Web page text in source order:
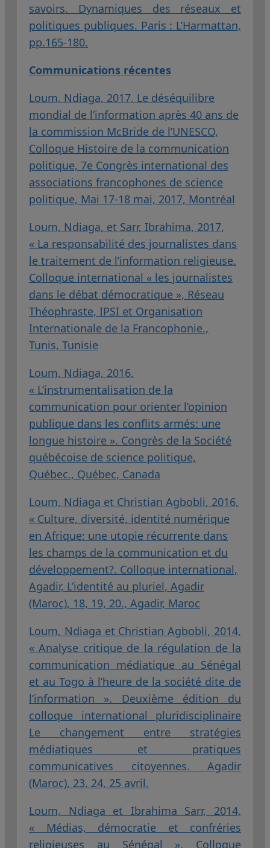
savoirs. Dynamiques des réseaux et
politiques publiques. Paris : L’Harmattan,
pp.165-180.
Communications récentes
Loum, Ndiaga, 2017, Le déséquilibre
mondial de l’information après 40 ans de
la commission McBride de l’UNESCO,
Colloque Histoire de la communication
politique, 7e Congrès international des
associations francophones de science
politique, Mai 17-18 mai, 2017, Montréal
Loum, Ndiaga, et Sarr, Ibrahima, 2017,
« La responsabilité des journalistes dans
le traitement de l’information religieuse.
Colloque international « les journalistes
dans le débat démocratique », Réseau
Théophraste, IPSI et Organisation
Internationale de la Francophonie.,
Tunis, Tunisie
Loum, Ndiaga, 2016,
« L’instrumentalisation de la
communication pour orienter l’opinion
publique dans les conflits armés: une
longue histoire ». Congrès de la Société
québécoise de science politique,
Québec., Québec, Canada
Loum, Ndiaga et Christian Agbobli, 2016,
« Culture, diversité, identité numérique
en Afrique: une utopie récurrente dans
les champs de la communication et du
développement?. Colloque international,
Agadir, L’identité au pluriel, Agadir
(Maroc), 18, 19, 20., Agadir, Maroc
Loum, Ndiaga et Christian Agbobli, 2014,
« Analyse critique de la régulation de la
communication médiatique au Sénégal
et au Togo à l’heure de la société dite de
l’information ». Deuxième édition du
colloque international pluridisciplinaire
Le changement entre stratégies
médiatiques et pratiques
communicatives citoyennes. Agadir
(Maroc), 23, 24, 25 avril.
Loum, Ndiaga et Ibrahima Sarr, 2014,
« Médias, démocratie et confréries
religieuses au Sénégal ». Colloque